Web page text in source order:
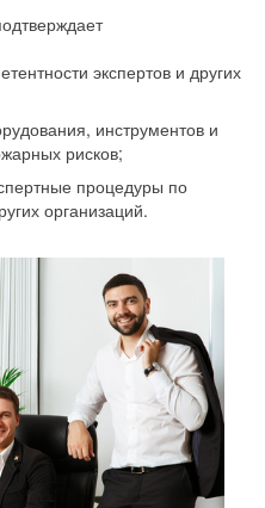
экспертов и других
инструментов и
рисков;
процедуры по
организаций.